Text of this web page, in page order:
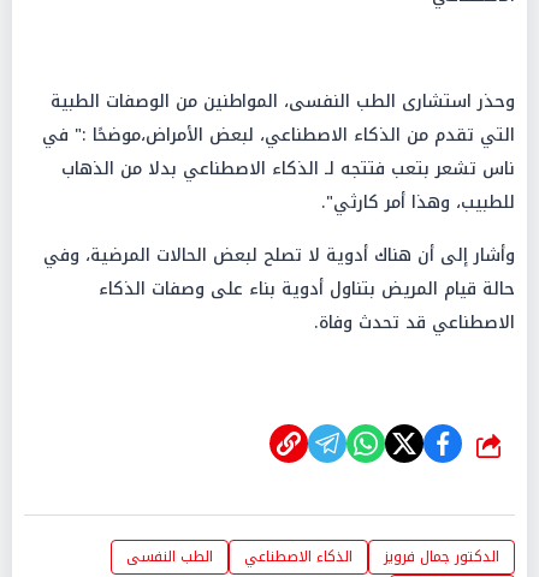
وحذر استشارى الطب النفسى، المواطنين من الوصفات الطبية
التي تقدم من الذكاء الاصطناعي، لبعض الأمراض،موضحًا :" في
ناس تشعر بتعب فتتجه لـ الذكاء الاصطناعي بدلا من الذهاب
للطبيب، وهذا أمر كارثي".
وأشار إلى أن هناك أدوية لا تصلح لبعض الحالات المرضية، وفي
حالة قيام المريض بتناول أدوية بناء على وصفات الذكاء
الاصطناعي قد تحدث وفاة.
شارك
الدكتور جمال فرويز الذكاء الاصطناعي
الطب النفسى